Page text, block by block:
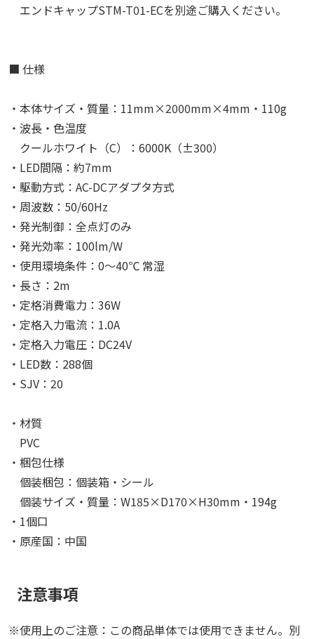
エンドキャップSTM-T01-ECを別途ご購入ください。
■ 仕様
・本体サイズ・質量：11mm×2000mm×4mm・110g
・波長・色温度
クールホワイト（C）：6000K（±300）
・LED間隔：約7mm
・駆動方式：AC-DCアダプタ方式
・周波数：50/60Hz
・発光制御：全点灯のみ
・発光効率：100lm/W
・使用環境条件：0～40℃ 常湿
・長さ：2m
・定格消費電力：36W
・定格入力電流：1.0A
・定格入力電圧：DC24V
・LED数：288個
・SJV：20
・材質
PVC
・梱包仕様
個装梱包：個装箱・シール
個装サイズ・質量：W185×D170×H30mm・194g
・1個口
・原産国：中国
注意事項
※使用上のご注意：この商品単体では使用できません。別